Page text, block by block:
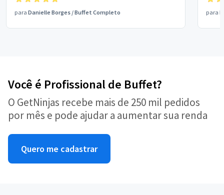
para Danielle Borges /Buffet Completo
o
para
Você é Profissional de Buffet?
O GetNinjas recebe mais de 250 mil pedidos
por mês e pode ajudar a aumentar sua renda
Quero me cadastrar